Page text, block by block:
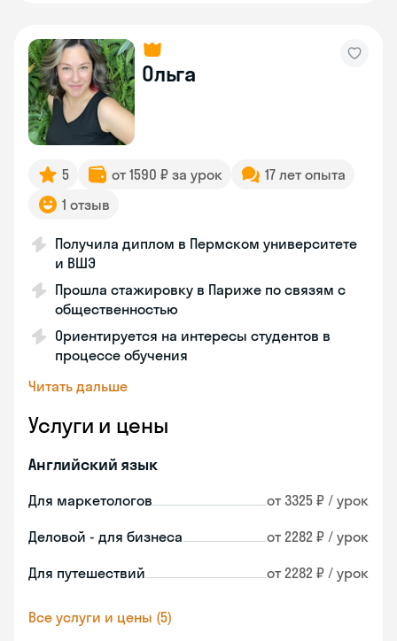
Ольга
5 от 1590 ₽ за урок
17 лет опыта
1 отзыв
Получила диплом в Пермском университете
и ВШЭ
Прошла стажировку в Париже по связям с
общественностью
Ориентируется на интересы студентов в
процессе обучения
Читать дальше
Услуги и цены
Английский язык
Для маркетологов от 3325 ₽ / урок
Деловой - для бизнеса от 2282 ₽ / урок
Для путешествий от 2282 ₽ / урок
Все услуги и цены (5)